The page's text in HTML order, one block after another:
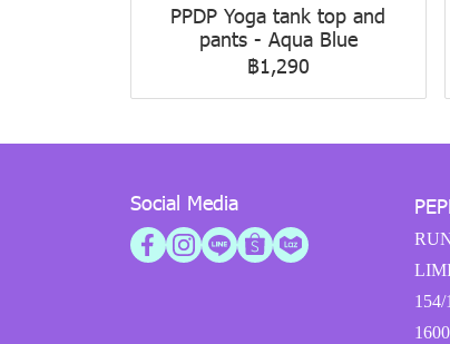
PPDP Yoga tank top and
pants - Aqua Blue
฿1,290
Social Media